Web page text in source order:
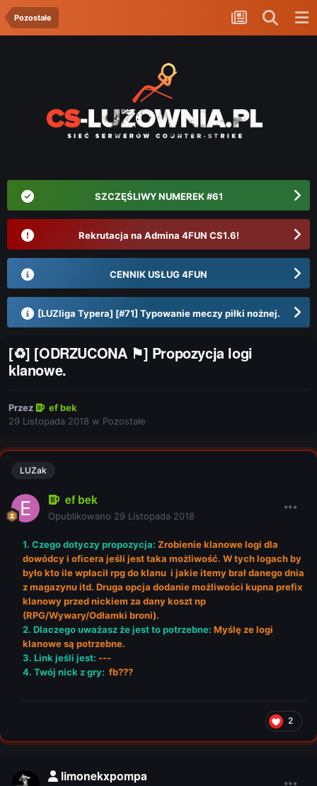
Pozostałe
SZCZĘŚLIWY NUMEREK #61
Rekrutacja na Admina 4FUN CS1.6!
CENNIK USŁUG 4FUN
[LUZliga Typera] [#71] Typowanie meczy piłki nożnej.
[♻] [ODRZUCONA ⚑] Propozycja logi
klanowe.
Przez
ef bek
29 Listopada 2018 w Pozostałe
LUZak
ef bek
Opublikowano 29 Listopada 2018
1. Czego dotyczy propozycja: Zrobienie klanowe logi dla
dowódcy i oficera jeśli jest taka możliwość. W tych logach by
było kto ile wpłacił rpg do klanu i jakie itemy brał danego dnia
z magazynu itd. Druga opcja dodanie możliwości kupna prefix
klanowy przed nickiem za dany koszt np
(RPG/Wywary/Odłamki broni).
2. Dlaczego uważasz że jest to potrzebne: Myślę ze logi
klanowe są potrzebne.
3. Link jeśli jest: ---
4. Twój nick z gry: fb???
2
limonekxpompa